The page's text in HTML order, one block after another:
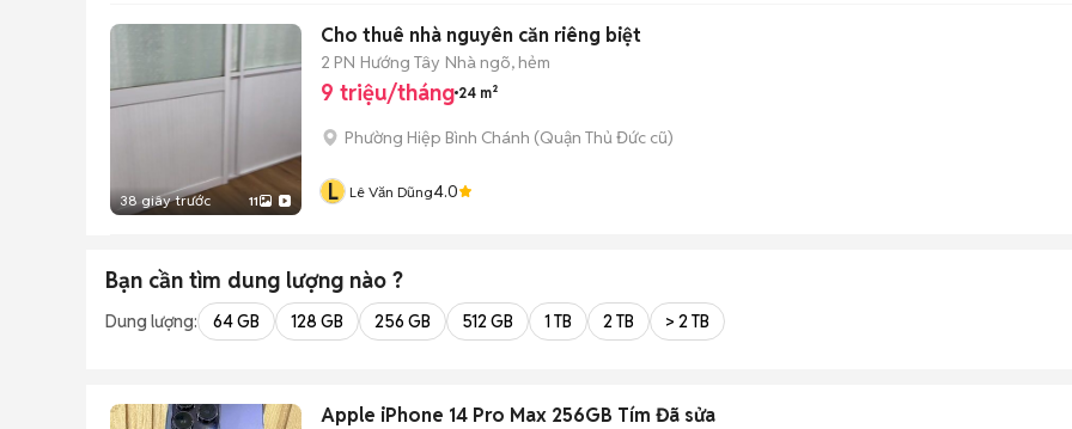
38 giây trước 11
Cho thuê nhà nguyên căn riêng biệt
2 PN Hướng Tây Nhà ngõ, hẻm
9 triệu/tháng 24 m²
Phường Hiệp Bình Chánh (Quận Thủ Đức cũ)
L Lê Văn Dũng4.0
Bạn cần tìm dung lượng nào ?
Dung lượng: 64 GB 128 GB 256 GB 512 GB 1 TB 2 TB > 2 TB
Apple iPhone 14 Pro Max 256GB Tím Đã sửa